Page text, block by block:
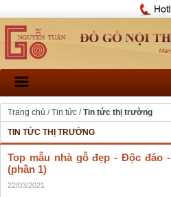
Trang chủ /Tin tức /Tin tức thị trường
TIN TỨC THỊ TRƯỜNG
Top mẫu nhà gỗ đẹp - Độc đáo
(phần 1)
22/03/2021